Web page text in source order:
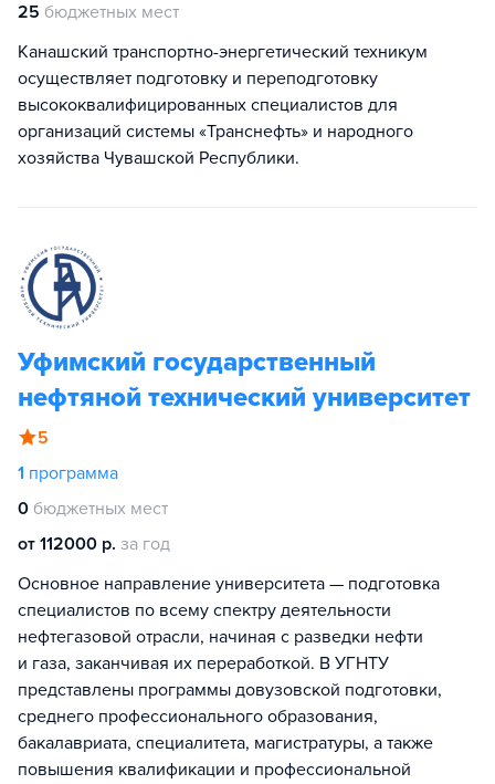
25 бюджетных мест
Канашский транспортно-энергетический техникум
осуществляет подготовку и переподготовку
высококвалифицированных специалистов для
организаций системы «Транснефть» и народного
хозяйства Чувашской Республики.
Уфимский государственный
нефтяной технический университет
5
1 программа
0 бюджетных мест
от 112000 р. за год
Основное направление университета — подготовка
специалистов по всему спектру деятельности
нефтегазовой отрасли, начиная с разведки нефти
и газа, заканчивая их переработкой. В УГНТУ
представлены программы довузовской подготовки,
среднего профессионального образования,
бакалавриата, специалитета, магистратуры, а также
повышения квалификации и профессиональной